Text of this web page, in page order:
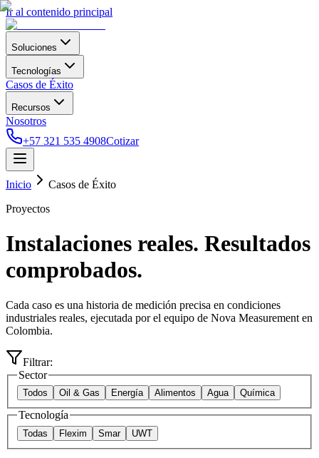
Ir al contenido principal
Soluciones
Tecnologías
Casos de Éxito
Recursos
Nosotros
+57 321 535 4908Cotizar
Inicio
Casos de Éxito
Proyectos
Instalaciones reales. Resultados
comprobados.
Cada caso es una historia de medición precisa en condiciones
industriales reales, ejecutada por el equipo de Nova Measurement en
Colombia.
Filtrar:
Sector
Todos Oil & Gas Energía Alimentos Agua Química
Tecnología
Todas Flexim Smar UWT